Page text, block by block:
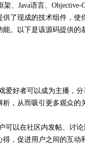
架、Java语言、Objective-
供了现成的技术组件，使
能。以下是该源码提供的
爱好者可以成为主播，分
，从而吸引更多观众的
可以在社区内发帖、讨
，促进用户之间的互动